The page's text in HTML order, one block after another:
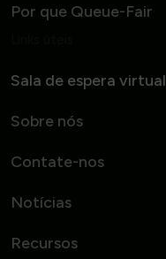
Por que Queue-Fair
Sala de espera virtual
Sobre nós
Contate-nos
Notícias
Recursos